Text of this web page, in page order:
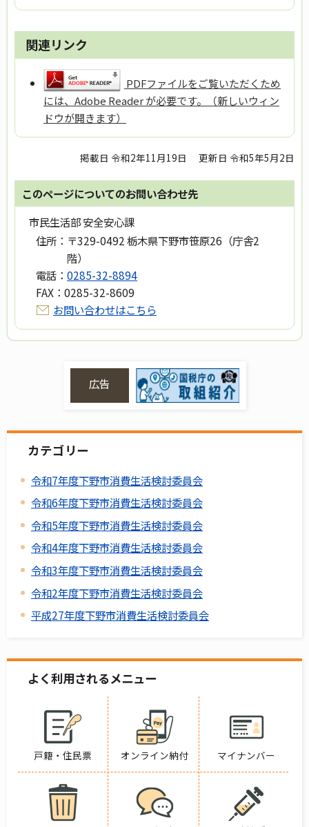
関連リンク
PDFファイルをご覧いただくため
には、Adobe Reader が必要です。（新しいウィン
ドウが開きます）
掲載日 令和2年11月19日 更新日 令和5年5月2日
このページについてのお問い合わせ先
市民生活部 安全安心課
住所： 〒329-0492 栃木県下野市笹原26（庁舎2
階）
電話： 0285-32-8894
FAX： 0285-32-8609
お問い合わせはこちら
広告
カテゴリー
令和7年度下野市消費生活検討委員会
令和6年度下野市消費生活検討委員会
令和5年度下野市消費生活検討委員会
令和4年度下野市消費生活検討委員会
令和3年度下野市消費生活検討委員会
令和2年度下野市消費生活検討委員会
平成27年度下野市消費生活検討委員会
よく利用されるメニュー
戸籍・住民票 オンライン納付 マイナンバー